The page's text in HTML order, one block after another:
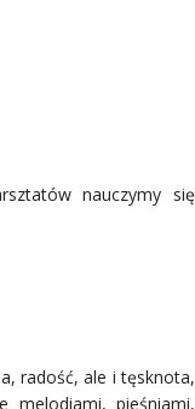
nauczymy się
radość, ale i tęsknota,
melodiami, pieśniami,